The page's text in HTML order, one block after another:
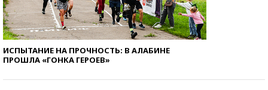
ИСПЫТАНИЕ НА ПРОЧНОСТЬ: В АЛАБИНЕ
ПРОШЛА «ГОНКА ГЕРОЕВ»